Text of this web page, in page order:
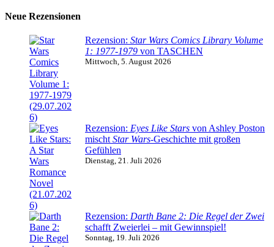
Neue Rezensionen
Rezension: Star Wars Comics Library Volume
1: 1977-1979 von TASCHEN
Mittwoch, 5. August 2026
Rezension: Eyes Like Stars von Ashley Poston
mischt Star Wars-Geschichte mit großen
Gefühlen
Dienstag, 21. Juli 2026
Rezension: Darth Bane 2: Die Regel der Zwei
schafft Zweierlei – mit Gewinnspiel!
Sonntag, 19. Juli 2026